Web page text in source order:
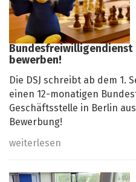
Bundesfreiwilligendienst
bewerben!
Die DSJ schreibt ab dem 1.
einen 12-monatigen
Geschäftsstelle in Berlin
Bewerbung!
weiterlesen